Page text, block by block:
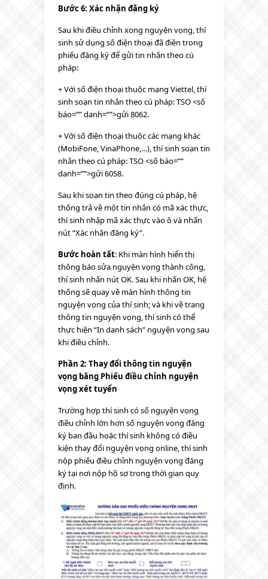
Bước 6: Xác nhận đăng ký
Sau khi điều chỉnh xong nguyện vọng, thí
sinh sử dụng số điện thoại đã điền trong
phiếu đăng ký để gửi tin nhắn theo cú
pháp:
+ Với số điện thoại thuộc mạng Viettel, thí
sinh soạn tin nhắn theo cú pháp: TSO <số
báo=”” danh=””>gửi 8062.
+ Với số điện thoại thuộc các mạng khác
(MobiFone, VinaPhone,…), thí sinh soạn tin
nhắn theo cú pháp: TSO <số báo=””
danh=””>gửi 6058.
Sau khi soạn tin theo đúng cú pháp, hệ
thống trả về một tin nhắn có mã xác thực,
thí sinh nhập mã xác thực vào ô và nhấn
nút “Xác nhận đăng ký”.
Bước hoàn tất: Khi màn hình hiển thị
thông báo sửa nguyện vọng thành công,
thí sinh nhấn nút OK. Sau khi nhấn OK, hệ
thống sẽ quay về màn hình thông tin
nguyện vọng của thí sinh; và khi về trang
thông tin nguyện vọng, thí sinh có thể
thực hiện “In danh sách” nguyện vọng sau
khi điều chỉnh.
Phần 2: Thay đổi thông tin nguyện
vọng bằng Phiếu điều chỉnh nguyện
vọng xét tuyển
Trường hợp thí sinh có số nguyện vọng
điều chỉnh lớn hơn số nguyện vọng đăng
ký ban đầu hoặc thí sinh không có điều
kiện thay đổi nguyện vọng online, thí sinh
nộp phiếu điều chỉnh nguyện vọng đăng
ký tại nơi nộp hồ sơ trong thời gian quy
định.